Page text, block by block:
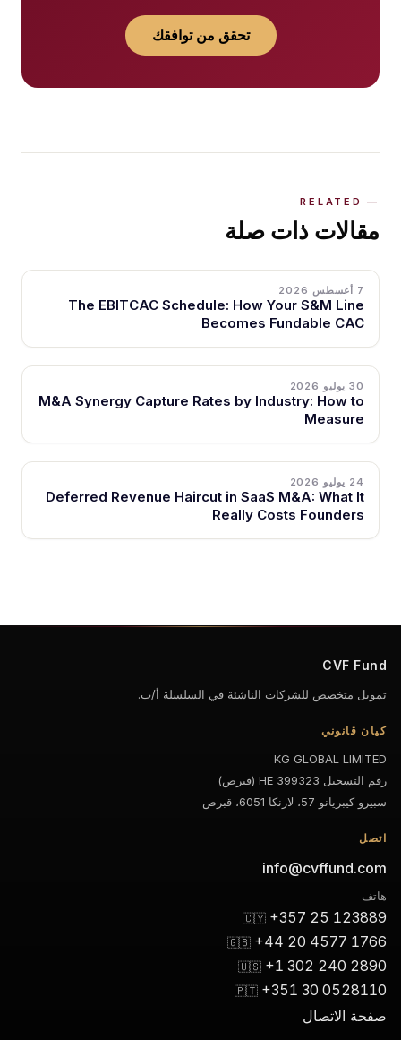
تحقق من توافقك
مقالات ذات صلة
7 أغسطس 2026
The EBITCAC Schedule: How Your S&M Line
Becomes Fundable CAC
30 يوليو 2026
M&A Synergy Capture Rates by Industry: How to
Measure
24 يوليو 2026
Deferred Revenue Haircut in SaaS M&A: What It
Really Costs Founders
CVF Fund
تمويل متخصص للشركات الناشئة في السلسلة أ/ب.
كيان قانوني
KG GLOBAL LIMITED
رقم التسجيل HE 399323 (قبرص)
سبيرو كيبريانو 57، لارنكا 6051، قبرص
اتصل
info@cvffund.com
هاتف
🇨🇾 +357 25 123889
🇬🇧 +44 20 4577 1766
🇺🇸 +1 302 240 2890
🇵🇹 +351 30 0528110
صفحة الاتصال